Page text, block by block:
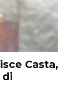
Casta,
di